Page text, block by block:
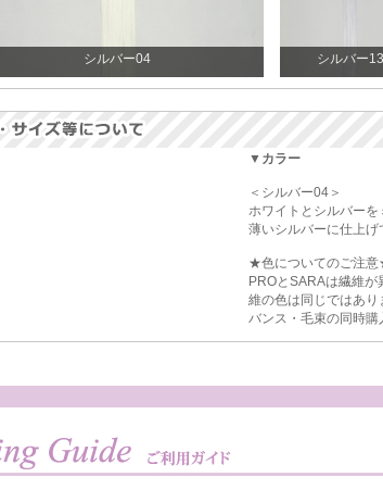
シルバー04 シルバー13
▼カラー
＜シルバー04＞
ホワイトとシルバーを
薄いシルバーに仕上げ
★色についてのご注
PROとSARAは繊維が
維の色は同じではあり
バンス・毛束の同時購